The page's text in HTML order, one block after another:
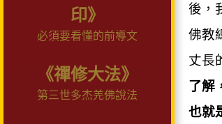
印》
必須要看懂的前導文
《禪修大法》
第三世多杰羌佛說法
後，
佛教
丈長
了解
也就